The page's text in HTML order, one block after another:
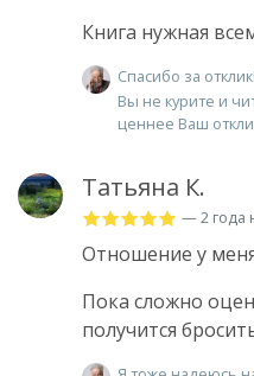
Книга нужная
Спасибо за отклик!
Вы не курите и
ценнее Ваш
Татьяна К.
— 2 года
Отношение у
Пока сложно
получится